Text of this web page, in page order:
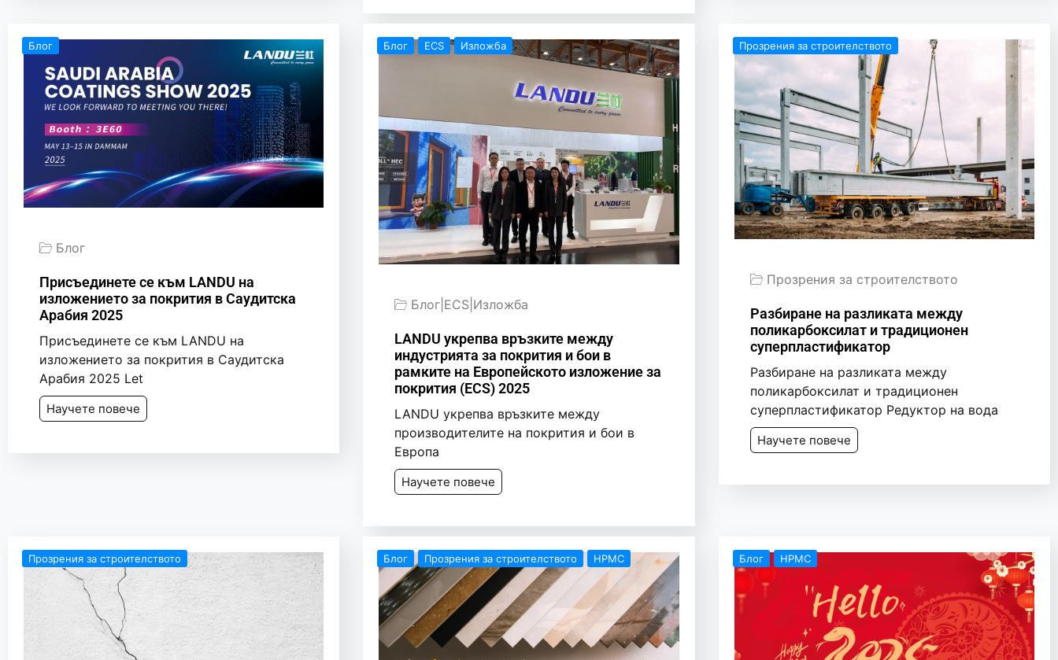
Блог
Блог
Присъединете се към LANDU на
изложението за покрития в Саудитска
Арабия 2025
Присъединете се към LANDU на
изложението за покрития в Саудитска
Арабия 2025 Let
Научете повече
Блог ECS Изложба
Блог ECS Изложба
LANDU укрепва връзките между
индустрията за покрития и бои в
рамките на Европейското изложение за
покрития (ECS) 2025
LANDU укрепва връзките между
производителите на покрития и бои в
Европа
Научете повече
Прозрения за строителството
Прозрения за строителството
Разбиране на разликата между
поликарбоксилат и традиционен
суперпластификатор
Разбиране на разликата между
поликарбоксилат и традиционен
суперпластификатор Редуктор на вода
Научете повече
Прозрения за строителството Блог Прозрения за строителството HPMC Блог HPMC